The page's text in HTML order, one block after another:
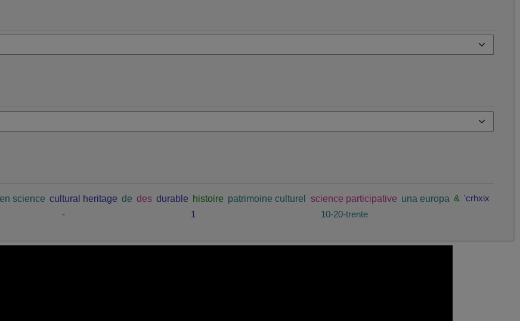
science cultural heritage de des durable histoire patrimoine culturel science participative una europa & 'crhxix
- 1 10-20-trente